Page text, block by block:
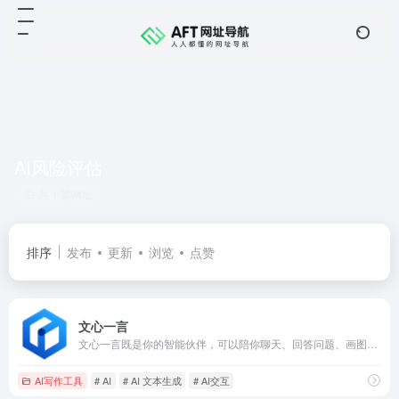
排序 发布 更新 浏览 点赞
文心一言
AI写作工具 # AI # AI 文本生成 # AI交互